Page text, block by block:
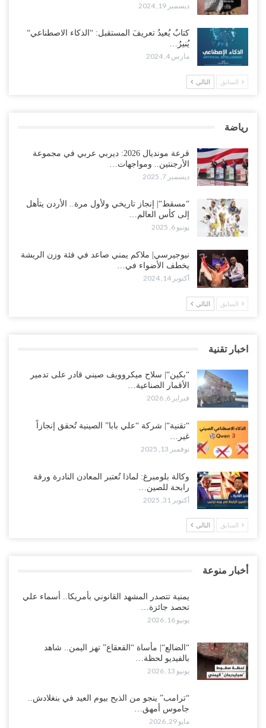
ديسمبر 19, 2024
كتابٌ يُعيدُ تعريفَ المستقبل: “الذكاء الاصطناعي“
يُنيرُ…
مارس 4, 2024
السابق التالي
رياضة
قرعة مونديال 2026: ديربي عربي في مجموعة
الأرجنتين.. ومواجهات…
ديسمبر 7, 2025
“مسقط“| إنجاز تاريخي ولأول مرة.. الأردن يتأهل
إلى كأس العالم…
يونيو 6, 2025
نيوجيرسي| ملاكم يمني صاعد في فئة وزن الريشة
يخطف الأضواء في…
أكتوبر 14, 2024
السابق التالي
اخبار تقنية
“بكين“| سلاح ميكروويف صيني قادر على تدمير
الأقمار الصناعية…
فبراير 6, 2026
“تقنية“| شركة “علي بابا” الصينية تُحقق إنجازاً
غير…
نوفمبر 13, 2025
وكالة بلومبرغ: لماذا تُعتبر المعادن النادرة ورقة
رابحة للصين…
أكتوبر 31, 2025
السابق التالي
أخبار منوعة
يمنية تتصدر المشهد القانوني بأمريكا.. أسماء علي
تحصد جائزة…
يونيو 16, 2026
“الضالع“| مأساة “القعقاع” تهز اليمن.. شاهد
بالفيديو لحظة…
يونيو 13, 2026
“ترامب” ينجو من الذبح بيوم العيد في بنغلادش..
جاموس أمهق…
مايو 29, 2026